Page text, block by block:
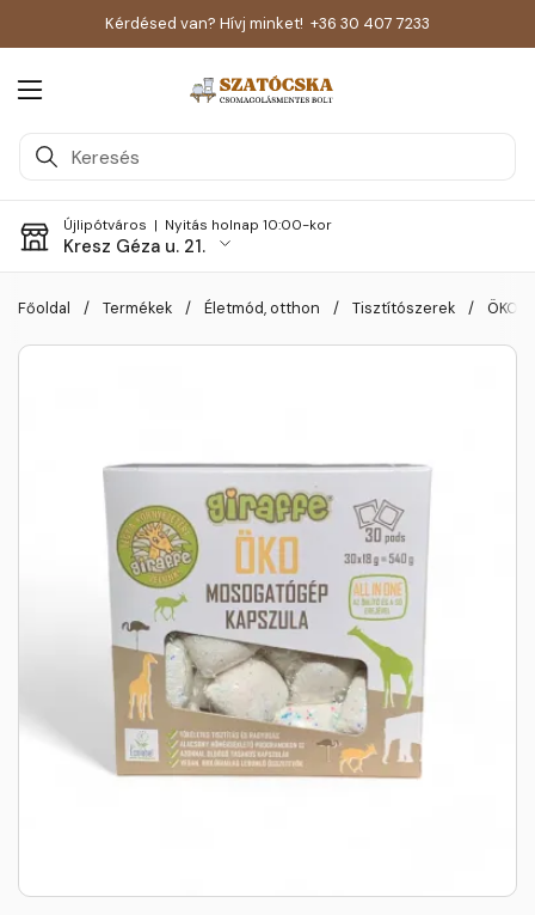
Kérdésed van? Hívj minket! +36 30 407 7233
Menü megnyitása
Újlipótváros | Nyitás holnap 10:00-kor
Kresz Géza u. 21.
Főoldal / Termékek / Életmód, otthon / Tisztítószerek / ÖKO